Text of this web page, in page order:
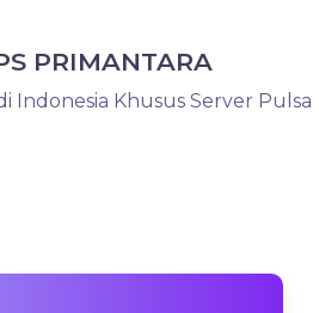
PRIMANTARA
Indonesia Khusus Server Pulsa